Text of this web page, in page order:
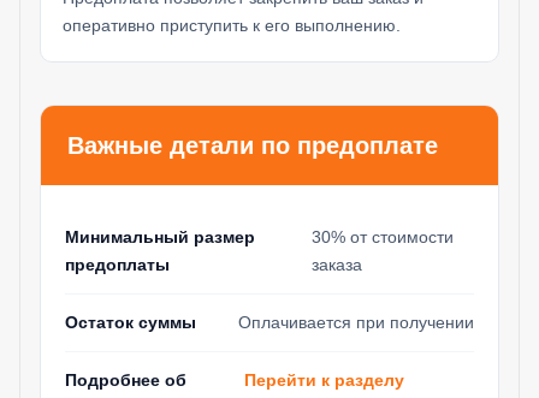
оперативно приступить к его выполнению.
Важные детали по предоплате
Минимальный размер
предоплаты
30% от стоимости
заказа
Остаток суммы Оплачивается при получении
Подробнее об
Перейти к разделу